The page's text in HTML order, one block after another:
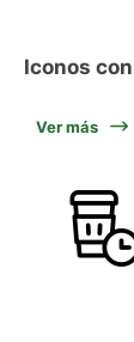
Iconos
Ver más